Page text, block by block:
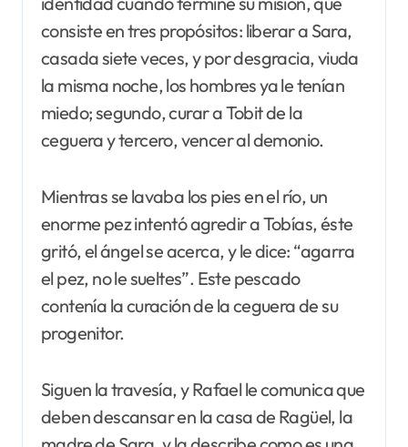
consiste en tres propósitos: liberar a Sara,
casada siete veces, y por desgracia, viuda
la misma noche, los hombres ya le tenían
miedo; segundo, curar a Tobit de la
ceguera y tercero, vencer al demonio.
Mientras se lavaba los pies en el río, un
enorme pez intentó agredir a Tobías, éste
gritó, el ángel se acerca, y le dice: “agarra
el pez, no le sueltes”. Este pescado
contenía la curación de la ceguera de su
progenitor.
Siguen la travesía, y Rafael le comunica que
deben descansar en la casa de Ragüel, la